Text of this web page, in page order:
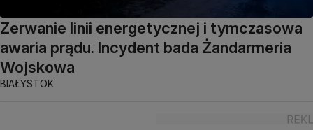
Zerwanie linii energetycznej i tymczasowa
awaria prądu. Incydent bada Żandarmeria
Wojskowa
BIAŁYSTOK